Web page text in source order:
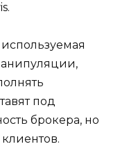
под
брокера, но